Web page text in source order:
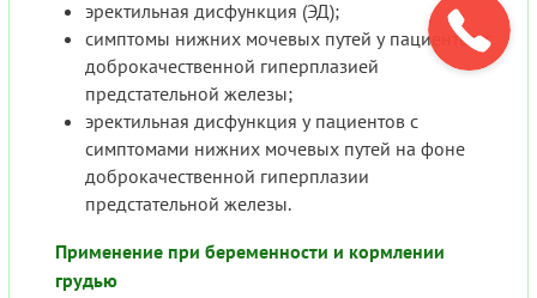
эректильная дисфункция (ЭД);
симптомы нижних мочевых путей у пациентов с
доброкачественной гиперплазией
предстательной железы;
эректильная дисфункция у пациентов с
симптомами нижних мочевых путей на фоне
доброкачественной гиперплазии
предстательной железы.
Применение при беременности и кормлении
грудью